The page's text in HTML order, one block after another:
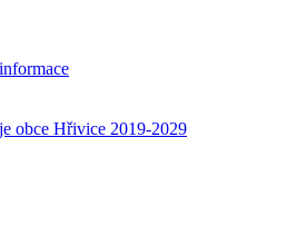
obce Hřivice 2019-2029